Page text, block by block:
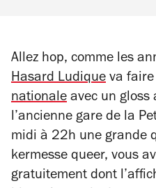
Allez hop, comme les
Hasard Ludique va
nationale avec un gloss
l’ancienne gare de la
midi à 22h une grande
kermesse queer, vous
gratuitement dont